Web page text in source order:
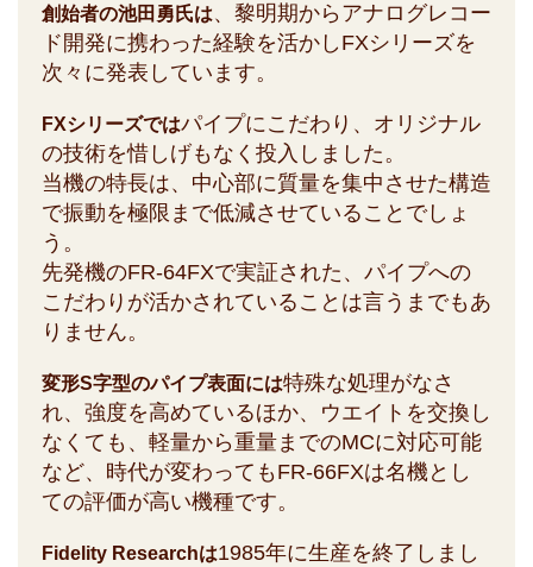
創始者の池田勇氏は、黎明期からアナログレコー
ド開発に携わった経験を活かしFXシリーズを
次々に発表しています。
FXシリーズではパイプにこだわり、オリジナル
の技術を惜しげもなく投入しました。
当機の特長は、中心部に質量を集中させた構造
で振動を極限まで低減させていることでしょ
う。
先発機のFR-64FXで実証された、パイプへの
こだわりが活かされていることは言うまでもあ
りません。
変形S字型のパイプ表面には特殊な処理がなさ
れ、強度を高めているほか、ウエイトを交換し
なくても、軽量から重量までのMCに対応可能
など、時代が変わってもFR-66FXは名機とし
ての評価が高い機種です。
Fidelity Researchは1985年に生産を終了しまし